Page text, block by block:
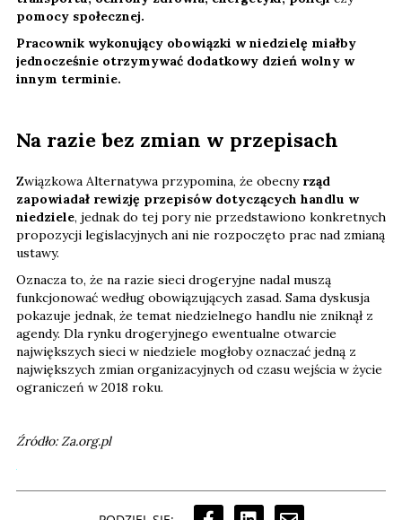
pomocy społecznej.
Pracownik wykonujący obowiązki w niedzielę miałby
jednocześnie otrzymywać dodatkowy dzień wolny w
innym terminie.
Na razie bez zmian w przepisach
Związkowa Alternatywa przypomina, że obecny rząd
zapowiadał rewizję przepisów dotyczących handlu w
niedziele, jednak do tej pory nie przedstawiono konkretnych
propozycji legislacyjnych ani nie rozpoczęto prac nad zmianą
ustawy.
Oznacza to, że na razie sieci drogeryjne nadal muszą
funkcjonować według obowiązujących zasad. Sama dyskusja
pokazuje jednak, że temat niedzielnego handlu nie zniknął z
agendy. Dla rynku drogeryjnego ewentualne otwarcie
największych sieci w niedziele mogłoby oznaczać jedną z
największych zmian organizacyjnych od czasu wejścia w życie
ograniczeń w 2018 roku.
Źródło: Za.org.pl